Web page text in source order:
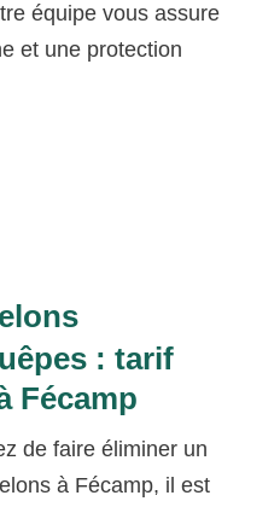
équipe vous assure
et une protection
: tarif
Fécamp
de faire éliminer un
à Fécamp, il est